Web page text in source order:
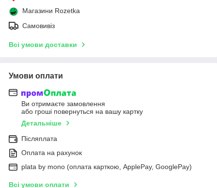
Магазини Rozetka
Самовивіз
Всі умови доставки
Умови оплати
Ви отримаєте замовлення
або гроші повернуться на вашу картку
Детальніше
Післяплата
Оплата на рахунок
plata by mono (оплата карткою, ApplePay, GooglePay)
Всі умови оплати